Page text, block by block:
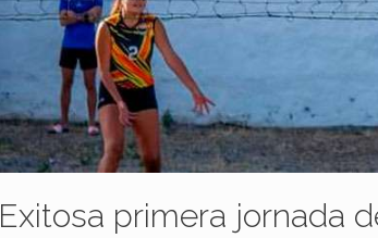
Exitosa primera jornada